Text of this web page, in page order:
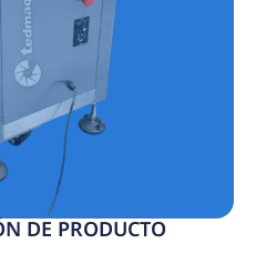
DE PRODUCTO